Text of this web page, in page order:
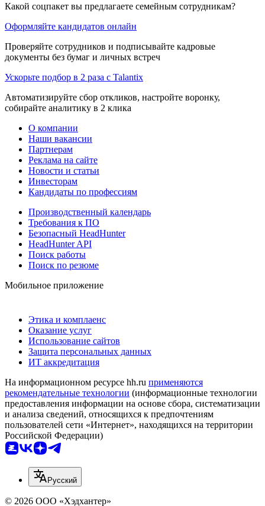
Какой соцпакет вы предлагаете семейным сотрудникам?
Оформляйте кандидатов онлайн
Проверяйте сотрудников и подписывайте кадровые
документы без бумаг и личных встреч
Ускорьте подбор в 2 раза с Talantix
Автоматизируйте сбор откликов, настройте воронку,
собирайте аналитику в 2 клика
О компании
Наши вакансии
Партнерам
Реклама на сайте
Новости и статьи
Инвесторам
Кандидаты по профессиям
Производственный календарь
Требования к ПО
Безопасный HeadHunter
HeadHunter API
Поиск работы
Поиск по резюме
Мобильное приложение
Этика и комплаенс
Оказание услуг
Использование сайтов
Защита персональных данных
ИТ аккредитация
На информационном ресурсе hh.ru применяются
рекомендательные технологии (информационные технологии
предоставления информации на основе сбора, систематизации
и анализа сведений, относящихся к предпочтениям
пользователей сети «Интернет», находящихся на территории
Российской Федерации)
Русский
© 2026 ООО «Хэдхантер»